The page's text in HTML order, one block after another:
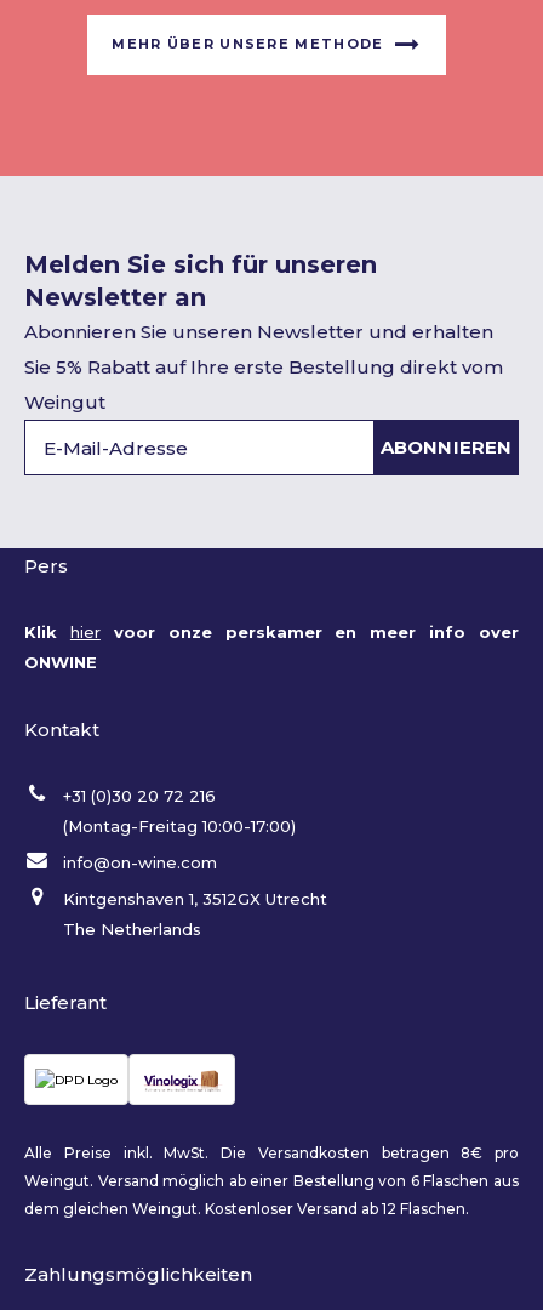
MEHR ÜBER UNSERE METHODE
Melden Sie sich für unseren
Newsletter an
Abonnieren Sie unseren Newsletter und erhalten
Sie 5% Rabatt auf Ihre erste Bestellung direkt vom
Weingut
ABONNIEREN
Pers
Klik hiervoor onze perskamer en meer info over
ONWINE
Kontakt
+31 (0)30 20 72 216
(Montag-Freitag 10:00-17:00)
info@on-wine.com
Kintgenshaven 1, 3512GX Utrecht
The Netherlands
Lieferant
Alle Preise inkl. MwSt. Die Versandkosten betragen 8€ pro
Weingut. Versand möglich ab einer Bestellung von 6 Flaschen aus
dem gleichen Weingut. Kostenloser Versand ab 12 Flaschen.
Zahlungsmöglichkeiten